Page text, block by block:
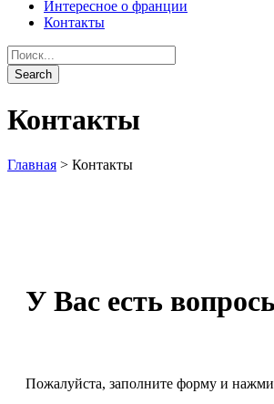
Интересное о франции
Контакты
Контакты
Главная > Контакты
У Вас есть
Пожалуйста, заполните форму и